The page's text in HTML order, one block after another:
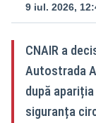
9 iul. 2026,
CNAIR a
Autostrada
după
siguranța